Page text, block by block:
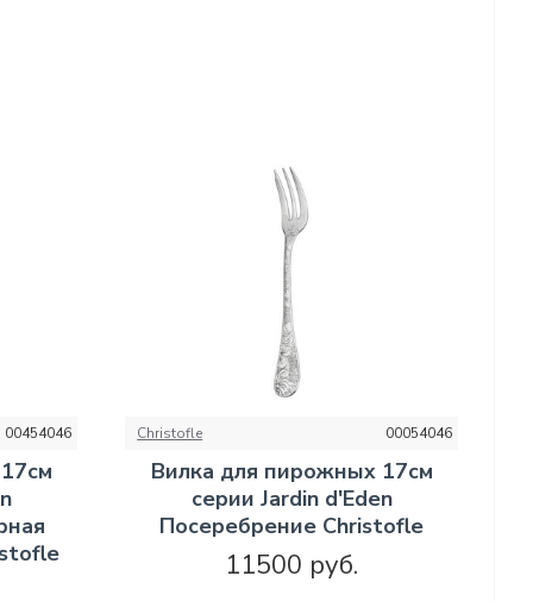
00454046 Christofle 00054046
Вилка для пирожных 17см
серии Jardin d'Eden
Посеребрение Christofle
11500 руб.